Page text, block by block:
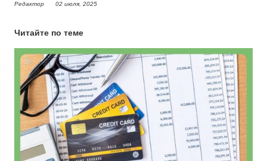
Редактор 02 июля, 2025
Читайте по теме